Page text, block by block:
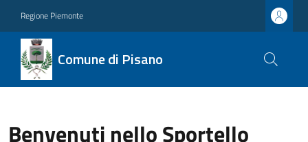
Regione Piemonte
Comune di Pisano
Benvenuti nello Sportello